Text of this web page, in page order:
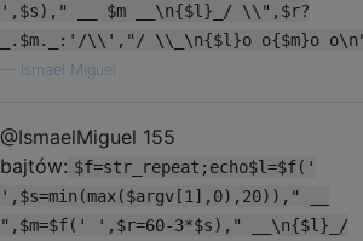
',$s)," __ $m __\n{$l}_/ \\",$r?
_.$m._:'/\\',"/ \\_\n{$l}o o{$m}o
Ismael Miguel
@IsmaelMiguel 155
bajtów: $f=str_repeat;echo$l=$f('
',$s=min(max($argv[1],0),20))," __
",$m=$f(' ',$r=60-3*$s)," __\n{$l}_/